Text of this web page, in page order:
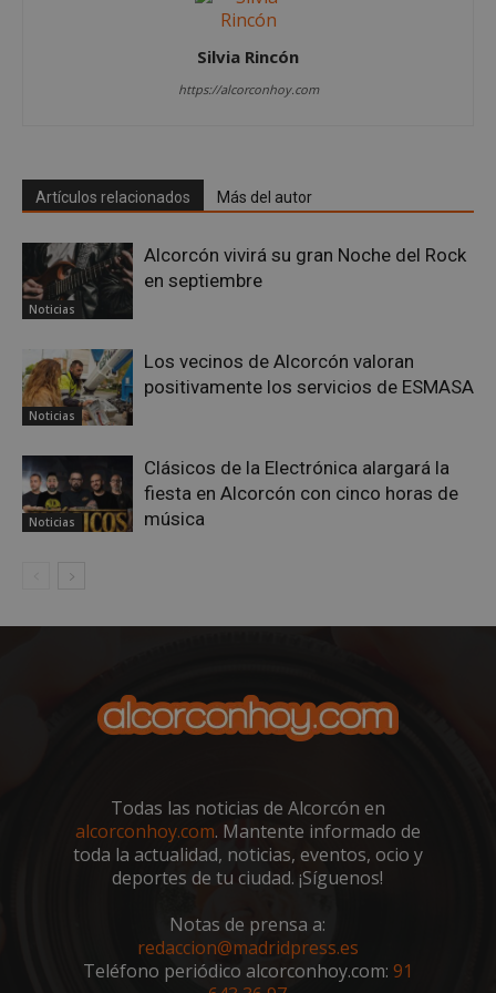
Silvia Rincón
https://alcorconhoy.com
Artículos relacionados Más del autor
Noticias
Alcorcón vivirá su gran Noche del Rock
en septiembre
Noticias
Los vecinos de Alcorcón valoran
positivamente los servicios de ESMASA
Noticias
Clásicos de la Electrónica alargará la
fiesta en Alcorcón con cinco horas de
música
Todas las noticias de Alcorcón en
alcorconhoy.com. Mantente informado de
toda la actualidad, noticias, eventos, ocio y
deportes de tu ciudad. ¡Síguenos!
Notas de prensa a:
redaccion@madridpress.es
Teléfono periódico alcorconhoy.com: 91
AWSALBCORS
Amazon.com
1 semana
VISITOR_PRIVACY_METADATA
YouTube
.youtube.com